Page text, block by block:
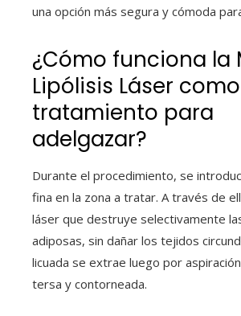
una opción más segura y cómoda
¿Cómo funciona la
Lipólisis Láser como
tratamiento para
adelgazar?
Durante el procedimiento, se
fina en la zona a tratar. A través de
láser que destruye selectivamente
adiposas, sin dañar los tejidos
licuada se extrae luego por
tersa y contorneada.